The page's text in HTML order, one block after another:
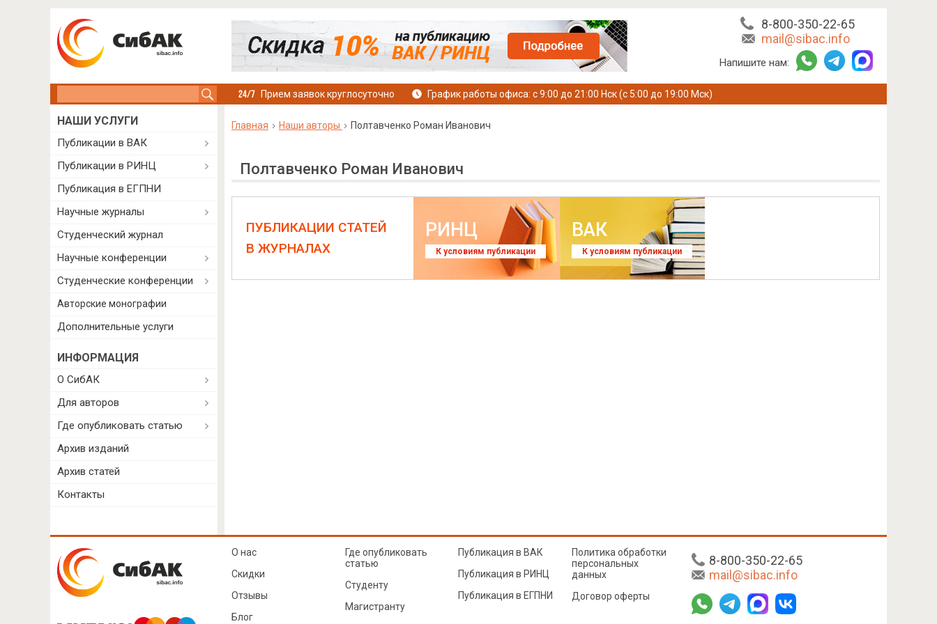
8-800-350-22-65
mail@sibac.info
Напишите нам:
Прием заявок круглосуточно График работы офиса: с 9:00 до 21:00 Нск (с 5:00 до 19:00 Мск)
Главная Наши авторы Полтавченко Роман Иванович
Полтавченко Роман Иванович
ПУБЛИКАЦИИ СТАТЕЙ
В ЖУРНАЛАХ
РИНЦ
К условиям публикации
ВАК
К условиям публикации
НАШИ УСЛУГИ
Публикации в ВАК
Публикации в РИНЦ
Публикация в ЕГПНИ
Научные журналы
Студенческий журнал
Научные конференции
Студенческие конференции
Авторские монографии
Дополнительные услуги
ИНФОРМАЦИЯ
О СибАК
Для авторов
Где опубликовать статью
Архив изданий
Архив статей
Контакты
8-800-350-22-65
mail@sibac.info
О нас
Скидки
Отзывы
Блог
Где опубликовать
статью
Студенту
Магистранту
Публикация в ВАК
Публикация в РИНЦ
Публикация в ЕГПНИ
Политика обработки
персональных
данных
Договор оферты